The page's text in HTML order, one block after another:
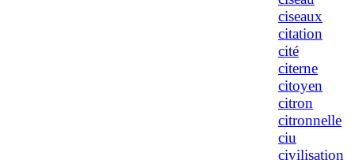
ciseaux
citation
cité
citerne
citoyen
citron
citronnelle
ciu
civilisation